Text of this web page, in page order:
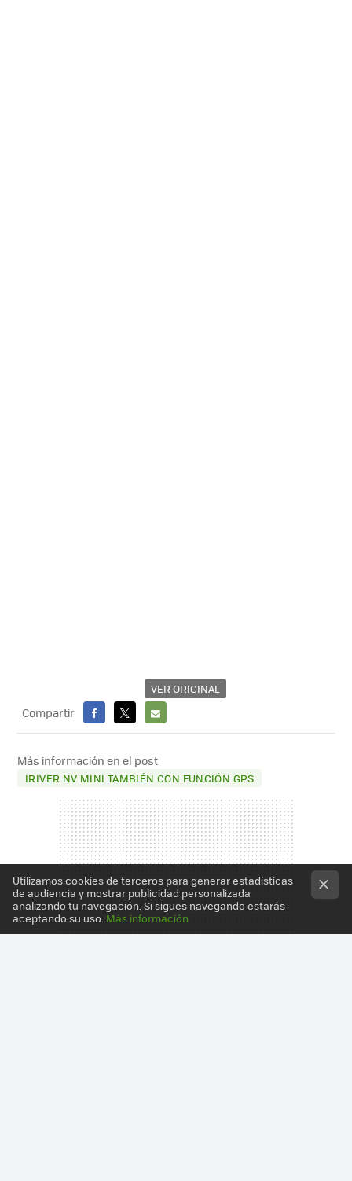
VER ORIGINAL
Compartir
FACEBOOK
X
E-
MAIL
Más información en el post
IRIVER NV MINI TAMBIÉN CON FUNCIÓN GPS
Utilizamos cookies de terceros para generar estadísticas
de audiencia y mostrar publicidad personalizada
analizando tu navegación. Si sigues navegando estarás
aceptando su uso. Más información